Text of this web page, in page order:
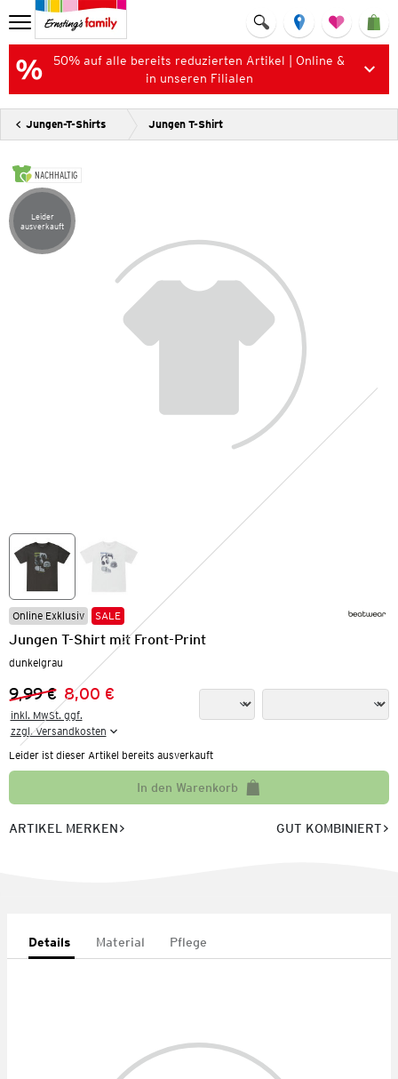
50% auf alle bereits reduzierten Artikel | Online &
in unseren Filialen
Jungen-T-Shirts Jungen T-Shirt
NACHHALTIG
Artikel leider ausverkauft
Leider
ausverkauft
Online Exklusiv SALE
Jungen T-Shirt mit Front-Print
dunkelgrau
Vorheriger Preis:
9,99 €
Neuer Preis:
8,00 €
inkl. MwSt. ggf.
zzgl. Versandkosten
Leider ist dieser Artikel bereits ausverkauft
In den Warenkorb
ARTIKEL MERKEN GUT KOMBINIERT
Details Material Pflege